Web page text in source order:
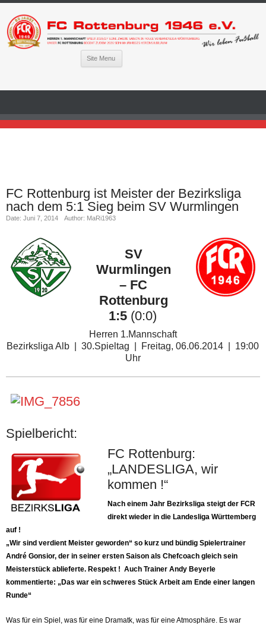
Site Menu
FC Rottenburg ist Meister der Bezirksliga
nach dem 5:1 Sieg beim SV Wurmlingen
Date: Juni 7, 2014 Author: MaRi1963
SV
Wurmlingen
– FC
Rottenburg
1:5 (0:0)
Herren 1.Mannschaft
Bezirksliga Alb | 30.Spieltag | Freitag, 06.06.2014 | 19:00
Uhr
Spielbericht:
FC Rottenburg:
„LANDESLIGA, wir
kommen !“
Nach einem Jahr Bezirksliga steigt der FCR
direkt wieder in die Landesliga Württemberg
auf !
„Wir sind verdient Meister geworden“ so kurz und bündig Spielertrainer
André Gonsior, der in seiner ersten Saison als Chefcoach gleich sein
Meisterstück ablieferte. Respekt ! Auch Trainer Andy Beyerle
kommentierte: „Das war ein schweres Stück Arbeit am Ende einer langen
Runde“
Was für ein Spiel, was für eine Dramatk, was für eine Atmosphäre. Es war